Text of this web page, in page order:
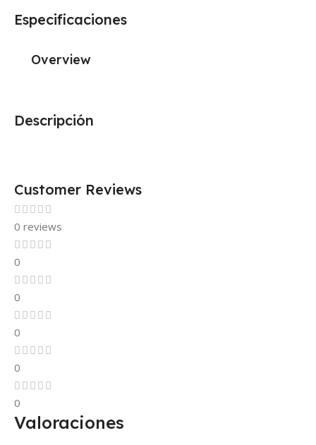
Descripción
Especificaciones
Overview
Customer Reviews
0 reviews
0
0
0
0
0
Valoraciones